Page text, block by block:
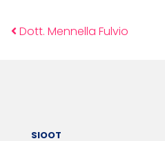
Post navigation
Dott. Mennella Fulvio
SIOOT